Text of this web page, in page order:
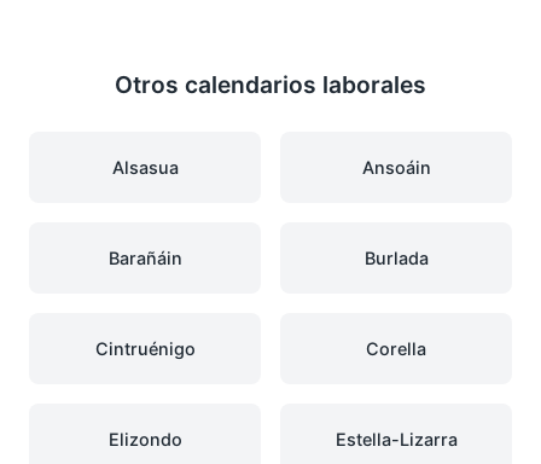
Otros calendarios laborales
Alsasua Ansoáin
Barañáin Burlada
Cintruénigo Corella
Elizondo Estella-Lizarra